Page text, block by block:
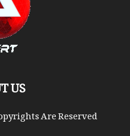
US
Are Reserved